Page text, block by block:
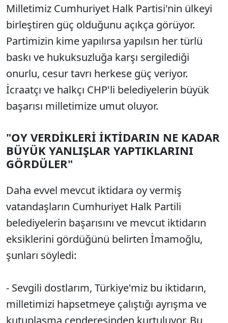
Milletimiz Cumhuriyet Halk Partisi'nin ülkeyi
birleştiren güç olduğunu açıkça görüyor.
Partimizin kime yapılırsa yapılsın her türlü
baskı ve hukuksuzluğa karşı sergilediği
onurlu, cesur tavrı herkese güç veriyor.
İcraatçı ve halkçı CHP'li belediyelerin büyük
başarısı milletimize umut oluyor.
"OY VERDİKLERİ İKTİDARIN NE KADAR
BÜYÜK YANLIŞLAR YAPTIKLARINI
GÖRDÜLER"
Daha evvel mevcut iktidara oy vermiş
vatandaşların Cumhuriyet Halk Partili
belediyelerin başarısını ve mevcut iktidarın
eksiklerini gördüğünü belirten İmamoğlu,
şunları söyledi:
- Sevgili dostlarım, Türkiye'miz bu iktidarın,
milletimizi hapsetmeye çalıştığı ayrışma ve